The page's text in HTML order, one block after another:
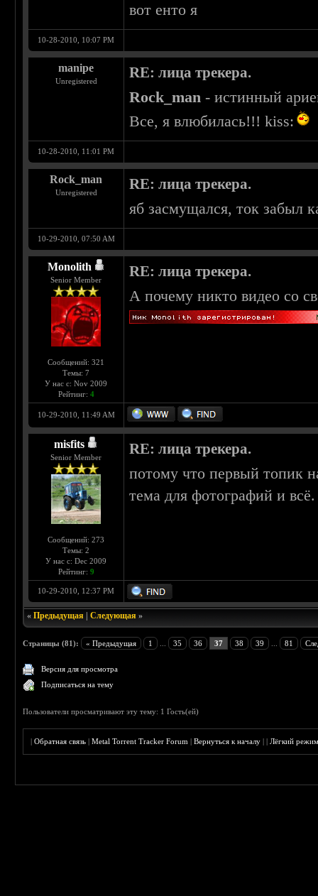
вот енто я
10-28-2010, 10:07 PM
manipe
Unregistered
RE: лица трекера.
Rock_man - истинный
Все, я влюбилась!!! kiss:
10-28-2010, 11:01 PM
Rock_man
Unregistered
RE: лица трекера.
яб засмущался, ток забыл
10-29-2010, 07:50 AM
Monolith
Senior Member
Сообщений: 321
Темы: 7
У нас с: Nov 2009
Рейтинг: 4
RE: лица трекера.
А почему никто видео со
10-29-2010, 11:49 AM
misfits
Senior Member
Сообщений: 273
Темы: 2
У нас с: Dec 2009
Рейтинг: 9
RE: лица трекера.
потому что первый топик
тема для фотографий и всё.
10-29-2010, 12:37 PM
«Предыдущая |Следующая »
Страницы (81): « Предыдущая 1 35 36 37 38 39 81
Версия для просмотра
Подписаться на тему
Пользователи просматривают эту тему: 1 Гость(ей)
|Обратная связь |Metal Torrent Tracker Forum |Вернуться к началу ||Лёгкий